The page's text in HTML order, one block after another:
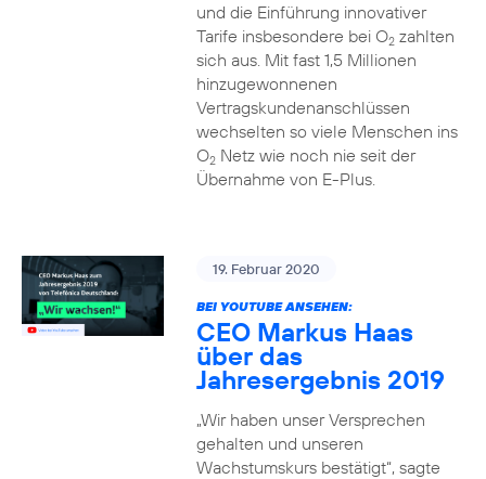
und die Einführung innovativer
Tarife insbesondere bei O2zahlten
sich aus. Mit fast 1,5 Millionen
hinzugewonnenen
Vertragskundenanschlüssen
wechselten so viele Menschen ins
O2Netz wie noch nie seit der
Übernahme von E-Plus.
19. Februar 2020
BEI YOUTUBE ANSEHEN:
CEO Markus Haas
über das
Jahresergebnis 2019
„Wir haben unser Versprechen
gehalten und unseren
Wachstumskurs bestätigt“, sagte